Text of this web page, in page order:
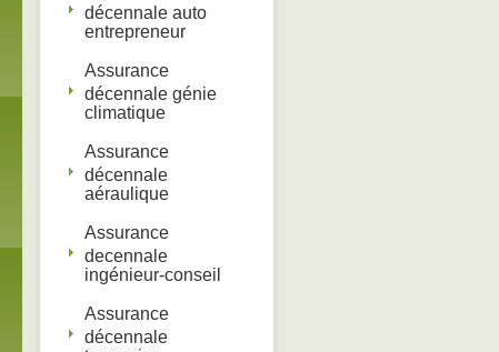
décennale auto
entrepreneur
Assurance
décennale génie
climatique
Assurance
décennale
aéraulique
Assurance
decennale
ingénieur-conseil
Assurance
décennale